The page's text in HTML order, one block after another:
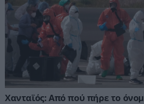
Χανταϊός: Από πού πήρε το